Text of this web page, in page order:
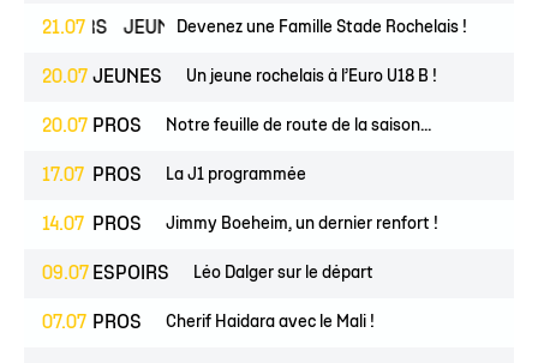
21.07
ESPOIRS JEUNES Devenez une Famille Stade Rochelais !
20.07 JEUNES Un jeune rochelais à l’Euro U18 B !
20.07 PROS Notre feuille de route de la saison...
17.07 PROS La J1 programmée
14.07 PROS Jimmy Boeheim, un dernier renfort !
09.07 ESPOIRS Léo Dalger sur le départ
07.07 PROS Cherif Haidara avec le Mali !